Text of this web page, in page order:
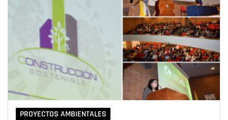
PROYECTOS AMBIENTALES